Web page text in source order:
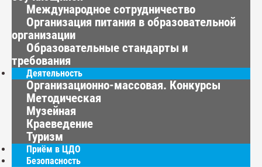
Международное сотрудничество
Организация питания в образовательной
организации
Образовательные стандарты и
требования
Деятельность
Организационно-массовая. Конкурсы
Методическая
Музейная
Краеведение
Туризм
Приём в ЦДО
Безопасность